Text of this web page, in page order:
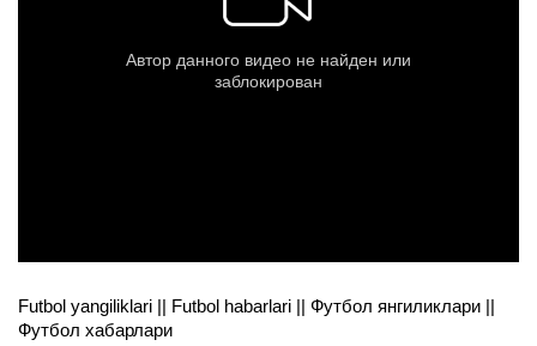
Futbol yangiliklari || Futbol habarlari || Футбол янгиликлари ||
Футбол хабарлари